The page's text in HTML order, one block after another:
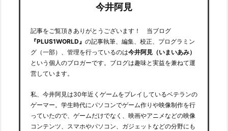
今井阿見
記事をご覧頂きありがとうございます！ 当ブログ
『PLUS1WORLD』 の記事執筆、編集、校正、プログラミン
グ（一部）、管理を行っているのは今井阿見（いまいあみ）
という個人のブロガーです。ブログは趣味と実益を兼ねて運
営しています。
私、今井阿見は30年近くゲームをプレイしているベテランの
ゲーマー。学生時代にパソコンでゲーム作りや映像制作を行
っていたので、ゲームだけでなく、映画やアニメなどの映像
コンテンツ、スマホやパソコン、ガジェットなどの分野にも